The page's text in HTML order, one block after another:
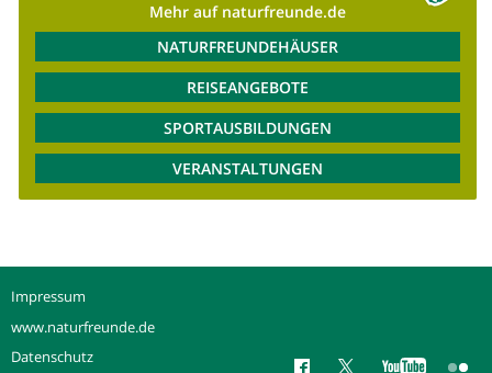
Mehr auf naturfreunde.de
NATURFREUNDEHÄUSER
REISEANGEBOTE
SPORTAUSBILDUNGEN
VERANSTALTUNGEN
Impressum
www.naturfreunde.de
Datenschutz